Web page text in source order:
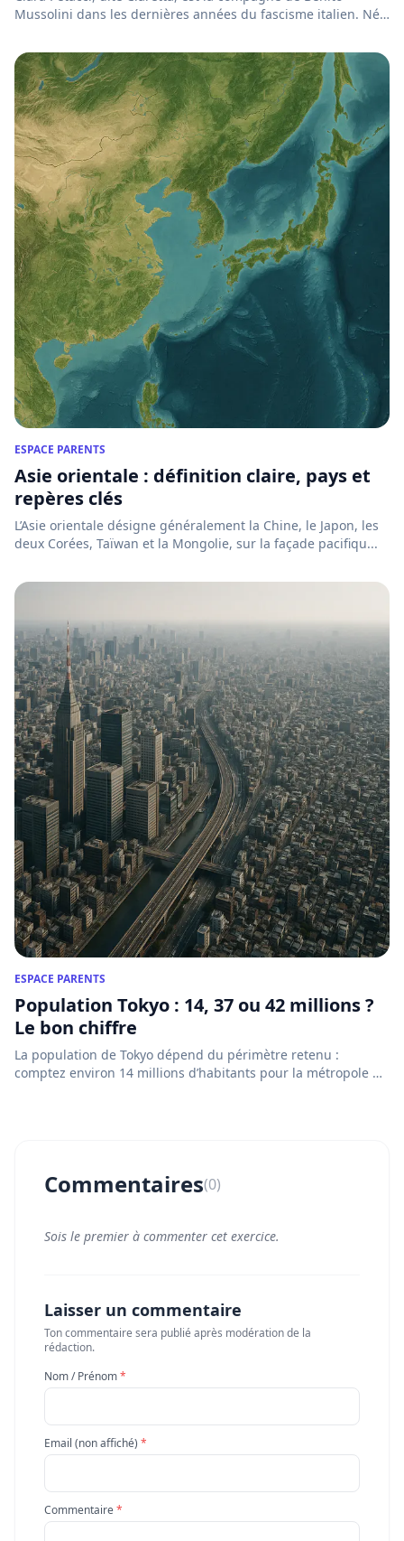
Mussolini dans les dernières années du fascisme italien. Née
ESPACE PARENTS
Asie orientale : définition claire, pays et
repères clés
L’Asie orientale désigne généralement la Chine, le Japon, les
deux Corées, Taïwan et la Mongolie, sur la façade pacifiqu...
ESPACE PARENTS
Population Tokyo : 14, 37 ou 42 millions ?
Le bon chiffre
La population de Tokyo dépend du périmètre retenu :
comptez environ 14 millions d’habitants pour la métropole de
Commentaires(0)
Sois le premier à commenter cet exercice.
Laisser un commentaire
Ton commentaire sera publié après modération de la
rédaction.
Nom / Prénom*
Email (non affiché) *
Commentaire*